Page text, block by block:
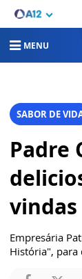
MENU
SABOR DE
Padre
Empresária
História", para